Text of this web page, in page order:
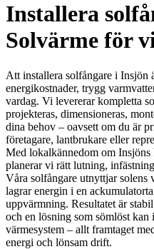
Installera
Solvärme för
Att installera solfångare i Insjön
energikostnader, trygg
vardag. Vi levererar kompletta
projekteras, dimensioneras,
dina behov – oavsett om du är
företagare, lantbrukare eller
Med lokalkännedom om
planerar vi rätt lutning,
Våra solfångare utnyttjar solens
lagrar energin i en
uppvärmning. Resultatet är
och en lösning som sömlöst
värmesystem – allt framtaget
energi och lönsam drift.